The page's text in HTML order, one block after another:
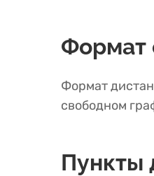
Формат
Формат
свободном
Пункты